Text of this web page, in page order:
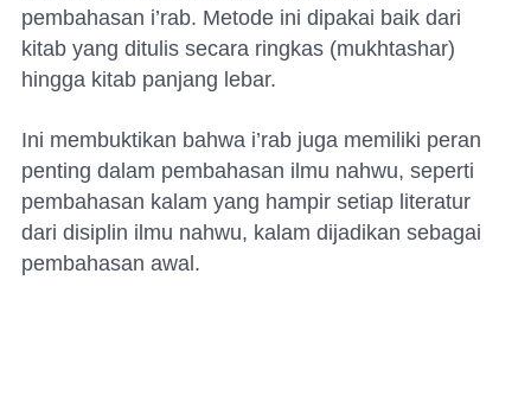
pembahasan i’rab. Metode ini dipakai baik dari
kitab yang ditulis secara ringkas (mukhtashar)
hingga kitab panjang lebar.
Ini membuktikan bahwa i’rab juga memiliki peran
penting dalam pembahasan ilmu nahwu, seperti
pembahasan kalam yang hampir setiap literatur
dari disiplin ilmu nahwu, kalam dijadikan sebagai
pembahasan awal.